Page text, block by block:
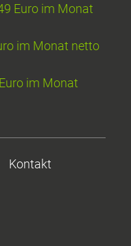
Euro im Monat
im Monat netto
im Monat
Kontakt